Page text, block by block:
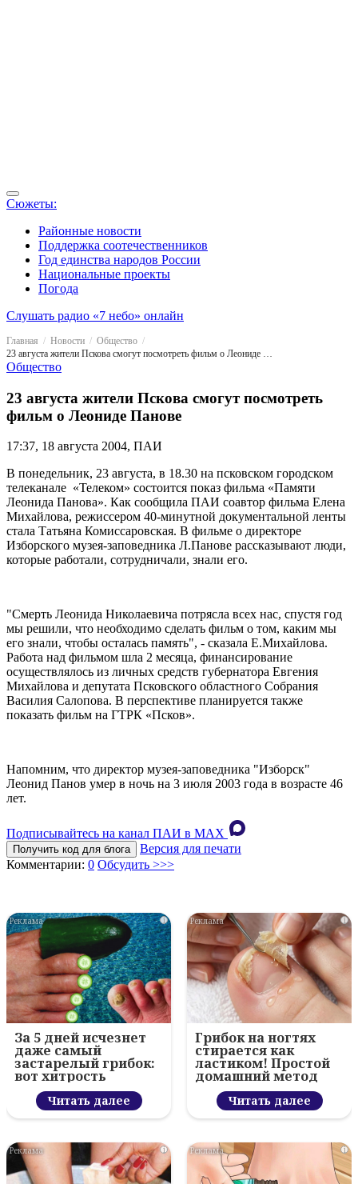
Сюжеты:
Районные новости
Поддержка соотечественников
Год единства народов России
Национальные проекты
Погода
Слушать радио «7 небо» онлайн
Главная Новости
Общество
23 августа жители Пскова смогут посмотреть фильм о Леониде Панове
Общество
23 августа жители Пскова смогут посмотреть
фильм о Леониде Панове
17:37, 18 августа 2004, ПАИ
В понедельник, 23 августа, в 18.30 на псковском городском
телеканале «Телеком» состоится показ фильма «Памяти
Леонида Панова». Как сообщила ПАИ соавтор фильма Елена
Михайлова, режиссером 40-минутной документальной ленты
стала Татьяна Комиссаровская. В фильме о директоре
Изборского музея-заповедника Л.Панове рассказывают люди,
которые работали, сотрудничали, знали его.
"Смерть Леонида Николаевича потрясла всех нас, спустя год
мы решили, что необходимо сделать фильм о том, каким мы
его знали, чтобы осталась память", - сказала Е.Михайлова.
Работа над фильмом шла 2 месяца, финансирование
осуществлялось из личных средств губернатора Евгения
Михайлова и депутата Псковского областного Собрания
Василия Салопова. В перспективе планируется также
показать фильм на ГТРК «Псков».
Напомним, что директор музея-заповедника "Изборск"
Леонид Панов умер в ночь на 3 июля 2003 года в возрасте 46
лет.
Подписывайтесь на канал ПАИ в MAХ
Получить код для блога
Версия для печати
Комментарии: 0 Обсудить >>>
i
За 5 дней исчезнет
даже самый
застарелый грибок:
вот хитрость
Читать далее
i
Грибок на ногтях
стирается как
ластиком! Простой
домашний метод
Читать далее
i i